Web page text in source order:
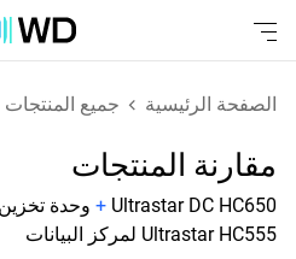
الصفحة الرئيسية جميع المنتجات
مقارنة المنتجات
Ultrastar DC HC650
+ وحدة
Ultrastar HC555 لمركز البيانات